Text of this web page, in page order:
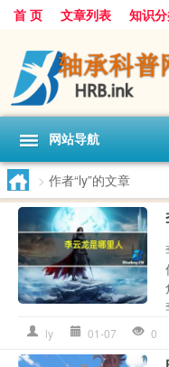
首 页 文章列表 知识
网站导航
> 作者“ly”的文章
ly 01-07 0